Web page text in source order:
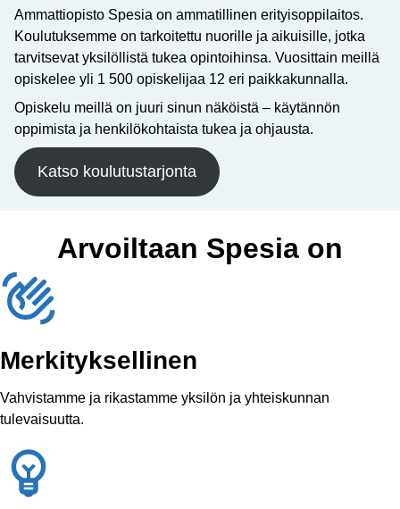
Ammattiopisto Spesia on ammatillinen erityisoppilaitos.
Koulutuksemme on tarkoitettu nuorille ja aikuisille, jotka
tarvitsevat yksilöllistä tukea opintoihinsa. Vuosittain meillä
opiskelee yli 1 500 opiskelijaa 12 eri paikkakunnalla.
Opiskelu meillä on juuri sinun näköistä – käytännön
oppimista ja henkilökohtaista tukea ja ohjausta.
Katso koulutustarjonta
Arvoiltaan Spesia on
Merkityksellinen
Vahvistamme ja rikastamme yksilön ja yhteiskunnan
tulevaisuutta.